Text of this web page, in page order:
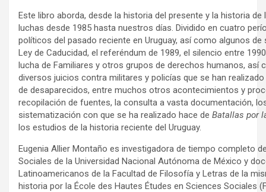
Este libro aborda, desde la historia del presente y la historia
luchas desde 1985 hasta nuestros días. Dividido en cuatro
políticos del pasado reciente en Uruguay, así como algunos
Ley de Caducidad, el referéndum de 1989, el silencio entre
lucha de Familiares y otros grupos de derechos humanos, así
diversos juicios contra militares y policías que se han
de desaparecidos, entre muchos otros acontecimientos y
recopilación de fuentes, la consulta a vasta documentación,
sistematización con que se ha realizado hace de Batallas por
los estudios de la historia reciente del Uruguay.
Eugenia Allier Montaño es investigadora de tiempo completo
Sociales de la Universidad Nacional Autónoma de México y
Latinoamericanos de la Facultad de Filosofía y Letras de la
historia por la École des Hautes Études en Sciences Sociales